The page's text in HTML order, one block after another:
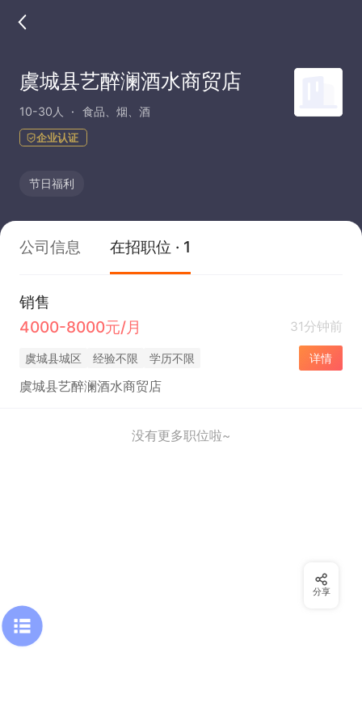
虞城县艺醉澜酒水商贸店
10-30人 食品、烟、酒
企业认证
节日福利
公司信息 在招职位 · 1
销售
4000-8000元/月
31分钟前
虞城县城区 经验不限 学历不限 详情
虞城县艺醉澜酒水商贸店
没有更多职位啦~
分享